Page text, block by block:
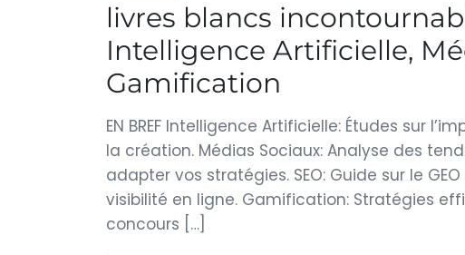
livres blancs
Intelligence Artificielle,
Gamification
EN BREF Intelligence Artificielle: Études sur
la création. Médias Sociaux: Analyse des
adapter vos stratégies. SEO: Guide sur le
visibilité en ligne. Gamification: Stratégies
concours […]